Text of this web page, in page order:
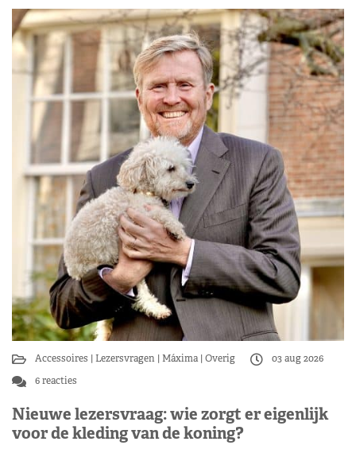
Accessoires Lezersvragen Máxima Overig
03 aug 2026
6 reacties
Nieuwe lezersvraag: wie zorgt er eigenlijk
voor de kleding van de koning?